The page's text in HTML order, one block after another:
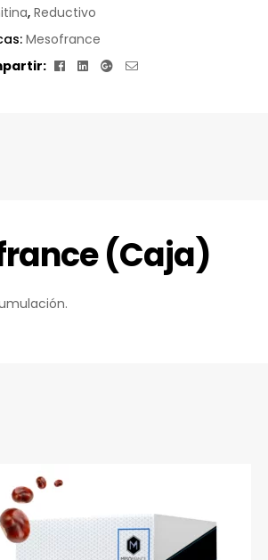
, Reductivo
Mesofrance
Facebook
LinkedinGoogle+
Correo
(Caja)